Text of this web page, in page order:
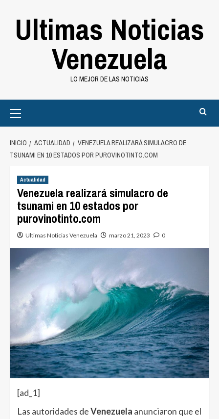
Ultimas Noticias
Venezuela
LO MEJOR DE LAS NOTICIAS
Menu
INICIO ACTUALIDAD
VENEZUELA REALIZARÁ SIMULACRO DE
TSUNAMI EN 10 ESTADOS POR PUROVINOTINTO.COM
Actualidad
Venezuela realizará simulacro de
tsunami en 10 estados por
purovinotinto.com
Ultimas Noticias Venezuela marzo 21, 2023 0
[ad_1]
Las autoridades deVenezuela anunciaron que el